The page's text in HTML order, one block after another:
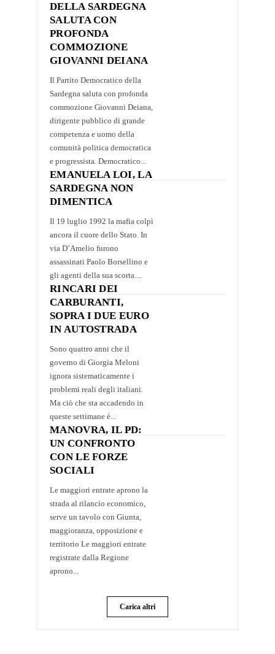
DELLA SARDEGNA
SALUTA CON
PROFONDA
COMMOZIONE
GIOVANNI DEIANA
Il Partito Democratico della
Sardegna saluta con profonda
commozione Giovanni Deiana,
dirigente pubblico di grande
competenza e uomo della
comunità politica democratica
e progressista. Democratico...
EMANUELA LOI, LA
SARDEGNA NON
DIMENTICA
Il 19 luglio 1992 la mafia colpì
ancora il cuore dello Stato. In
via D’Amelio furono
assassinati Paolo Borsellino e
gli agenti della sua scorta....
RINCARI DEI
CARBURANTI,
SOPRA I DUE EURO
IN AUTOSTRADA
Sono quattro anni che il
governo di Giorgia Meloni
ignora sistematicamente i
problemi reali degli italiani.
Ma ciò che sta accadendo in
queste settimane è...
MANOVRA, IL PD:
UN CONFRONTO
CON LE FORZE
SOCIALI
Le maggiori entrate aprono la
strada al rilancio economico,
serve un tavolo con Giunta,
maggioranza, opposizione e
territorio Le maggiori entrate
registrate dalla Regione
aprono...
Carica altri